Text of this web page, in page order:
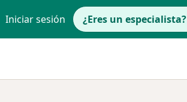
Iniciar sesión ¿Eres un especialista?